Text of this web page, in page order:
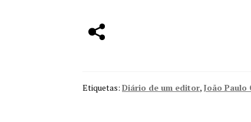
Etiquetas:Diário de um editor, João Paulo